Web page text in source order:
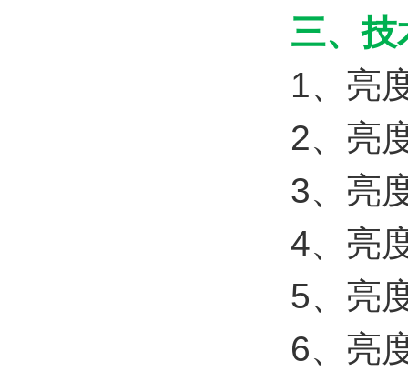
三、
1、亮
2、亮
3、亮
4、亮
5、亮
6、亮